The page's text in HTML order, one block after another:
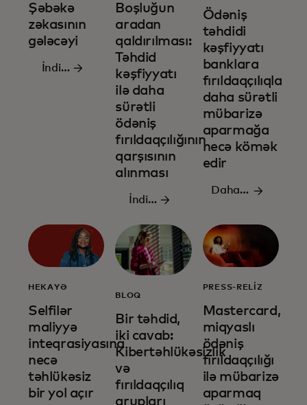
Şəbəkə
zəkasının
gələcəyi
İndi
Boşluğun
aradan
qaldırılması:
Təhdid
kəşfiyyatı
ilə daha
sürətli
ödəniş
fırıldaqçılığının
qarşısının
alınması
İndi
keçin
Ödəniş
təhdidi
kəşfiyyatı
banklara
fırıldaqçılıqla
daha sürətli
mübarizə
aparmağa
necə kömək
edir
Daha
oxuyun
HEKAYƏ
Selfilər
maliyyə
inteqrasiyasına
necə
təhlükəsiz
bir yol açır
BLOQ
Bir təhdid,
iki cavab:
Kibertəhlükəsizlik
və
fırıldaqçılıq
qrupları
PRESS-RELIZ
Mastercard,
miqyaslı
ödəniş
fırıldaqçılığı
ilə mübarizə
aparmaq